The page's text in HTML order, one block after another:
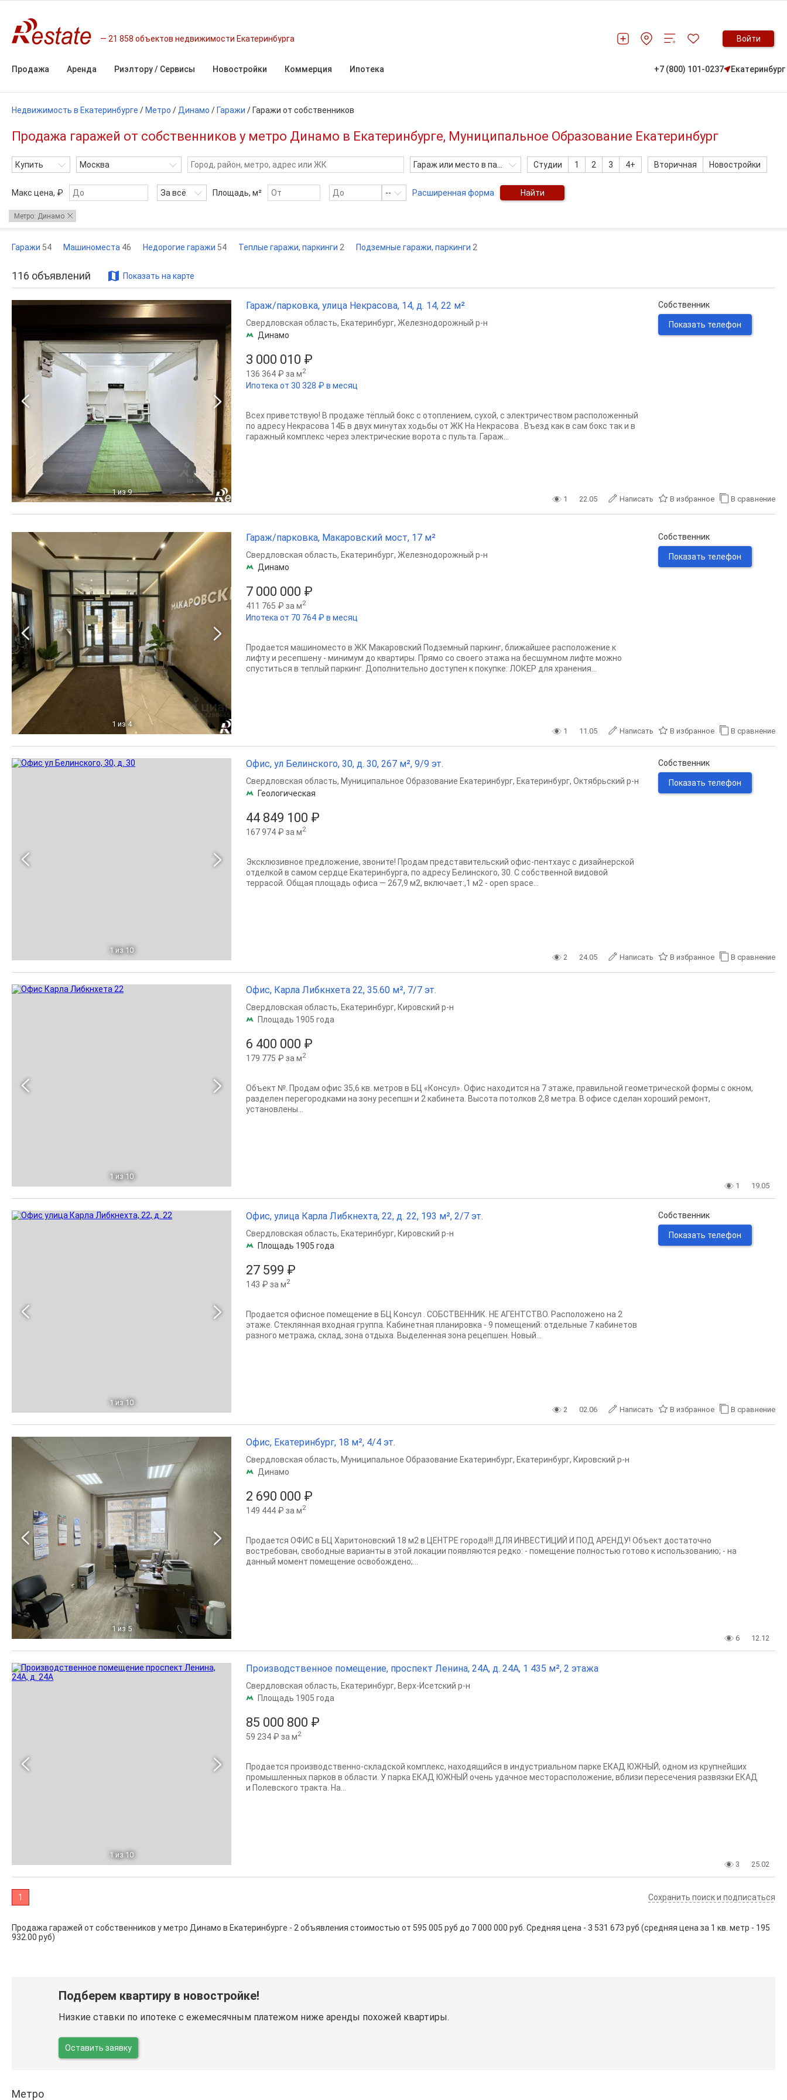
21 858 объектов недвижимости Екатеринбурга Войти
Продажа Аренда Риэлтору / Сервисы Новостройки Коммерция Ипотека +7 (800) 101-0237 Екатеринбург
Недвижимость в Екатеринбурге / Метро / Динамо / Гаражи / Гаражи от собственников
Продажа гаражей от собственников у метро Динамо в Екатеринбурге, Муниципальное Образование Екатеринбург
Купить Москва Гараж или место в паркинге Студии 1 2 3 4+ Вторичная Новостройки
Макс цена, ₽ За всё Площадь, м² -- Расширенная форма Найти
Метро: Динамо
Гаражи 54 Машиноместа 46 Недорогие гаражи 54 Теплые гаражи, паркинги 2 Подземные гаражи, паркинги 2
116 объявлений Показать на карте
1 из 9
Гараж/парковка, улица Некрасова, 14, д. 14, 22 м²
3 000 010 ₽
136 364 ₽ за м2
Ипотека от 30 328 ₽ в месяц
Свердловская область, Екатеринбург, Железнодорожный р-н
Динамо
Всех приветствую! В продаже тёплый бокс с отоплением, сухой, с электричеством расположенный
по адресу Некрасова 14Б в двух минутах ходьбы от ЖК На Некрасова . Въезд как в сам бокс так и в
гаражный комплекс через электрические ворота с пульта. Гараж...
Собственник
Показать телефон
1 22.05 Написать В избранное В сравнение
1 из 4
Гараж/парковка, Макаровский мост, 17 м²
7 000 000 ₽
411 765 ₽ за м2
Ипотека от 70 764 ₽ в месяц
Свердловская область, Екатеринбург, Железнодорожный р-н
Динамо
Продается машиноместо в ЖК Макаровский Подземный паркинг, ближайшее расположение к
лифту и ресепшену - минимум до квартиры. Прямо со своего этажа на бесшумном лифте можно
спуститься в теплый паркинг. Дополнительно доступен к покупке: ЛОКЕР для хранения...
Собственник
Показать телефон
1 11.05 Написать В избранное В сравнение
1 из 10
Офис, ул Белинского, 30, д. 30, 267 м², 9/9 эт.
44 849 100 ₽
167 974 ₽ за м2
Свердловская область, Муниципальное Образование Екатеринбург, Екатеринбург, Октябрьский р-н
Геологическая
Эксклюзивное предложение, звоните! Продам представительский офис-пентхаус с дизайнерской
отделкой в самом сердце Екатеринбурга, по адресу Белинского, 30. С собственной видовой
террасой. Общая площадь офиса — 267,9 м2, включает:,1 м2 - open space...
Собственник
Показать телефон
2 24.05 Написать В избранное В сравнение
1 из 10
Офис, Карла Либкнхета 22, 35.60 м², 7/7 эт.
6 400 000 ₽
179 775 ₽ за м2
Свердловская область, Екатеринбург, Кировский р-н
Площадь 1905 года
Объект №. Продам офис 35,6 кв. метров в БЦ «Консул». Офис находится на 7 этаже, правильной геометрической формы с окном,
разделен перегородками на зону ресепшн и 2 кабинета. Высота потолков 2,8 метра. В офисе сделан хороший ремонт,
установлены...
1 19.05
1 из 10
Офис, улица Карла Либкнехта, 22, д. 22, 193 м², 2/7 эт.
27 599 ₽
143 ₽ за м2
Свердловская область, Екатеринбург, Кировский р-н
Площадь 1905 года
Продается офисное помещение в БЦ Консул . СОБСТВЕННИК. НЕ АГЕНТСТВО. Расположено на 2
этаже. Стеклянная входная группа. Кабинетная планировка - 9 помещений: отдельные 7 кабинетов
разного метража, склад, зона отдыха. Выделенная зона рецепшен. Новый...
Собственник
Показать телефон
2 02.06 Написать В избранное В сравнение
1 из 5
Офис, Екатеринбург, 18 м², 4/4 эт.
2 690 000 ₽
149 444 ₽ за м2
Свердловская область, Муниципальное Образование Екатеринбург, Екатеринбург, Кировский р-н
Динамо
Продается ОФИС в БЦ Харитоновский 18 м2 в ЦЕНТРЕ города!!! ДЛЯ ИНВЕСТИЦИЙ И ПОД АРЕНДУ! Объект достаточно
востребован, свободные варианты в этой локации появляются редко: - помещение полностью готово к использованию; - на
данный момент помещение освобождено;...
6 12.12
1 из 10
Производственное помещение, проспект Ленина, 24А, д. 24А, 1 435 м², 2 этажа
85 000 800 ₽
59 234 ₽ за м2
Свердловская область, Екатеринбург, Верх-Исетский р-н
Площадь 1905 года
Продается производственно-складской комплекс, находящийся в индустриальном парке ЕКАД ЮЖНЫЙ, одном из крупнейшиx
прoмышлeнных пapков в облaсти. У парка ЕКАД ЮЖНЫЙ очень удачное месторасположение, вблизи пересечения развязки ЕКАД
и Полевского тракта. На...
3 25.02
1 Сохранить поиск и подписаться
Продажа гаражей от собственников у метро Динамо в Екатеринбурге - 2 объявления стоимостью от 595 005 руб до 7 000 000 руб. Средняя цена - 3 531 673 руб (средняя цена за 1 кв. метр - 195
932.00 руб)
Подберем квартиру в новостройке!
Низкие ставки по ипотеке с ежемесячным платежом ниже аренды похожей квартиры.
Оставить заявку
Метро